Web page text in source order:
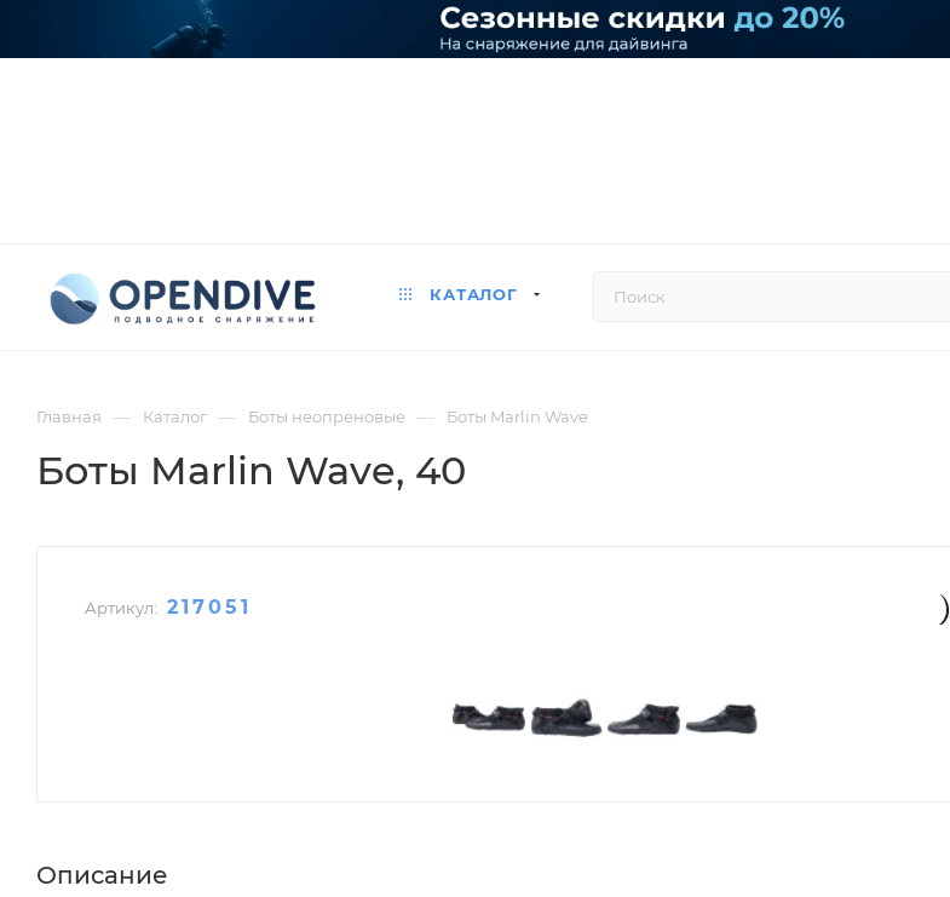
КАТАЛОГ
Главная — Каталог — Боты неопреновые — Боты Marlin Wave
Боты Marlin Wave, 40
Артикул: 217051
Описание